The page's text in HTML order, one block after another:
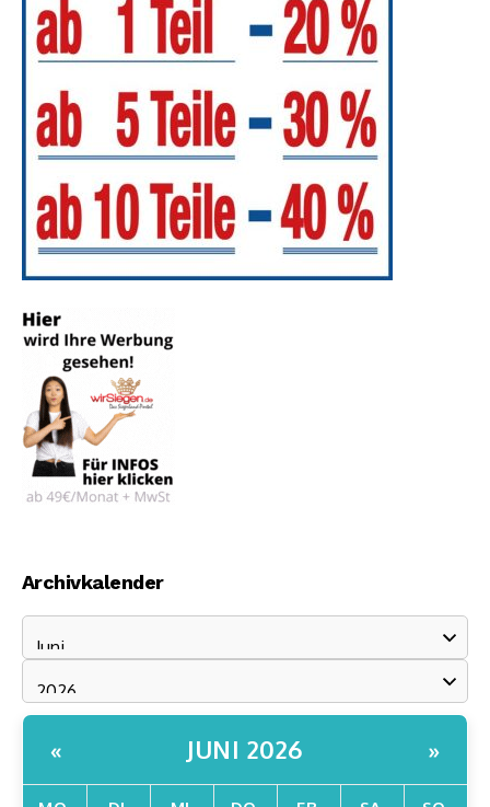
Archivkalender
« JUNI 2026 »